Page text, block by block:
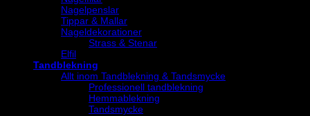
Nagelpenslar
Tippar & Mallar
Nageldekorationer
Strass & Stenar
Elfil
Tandblekning
Allt inom Tandblekning & Tandsmycke
Professionell tandblekning
Hemmablekning
Tandsmycke